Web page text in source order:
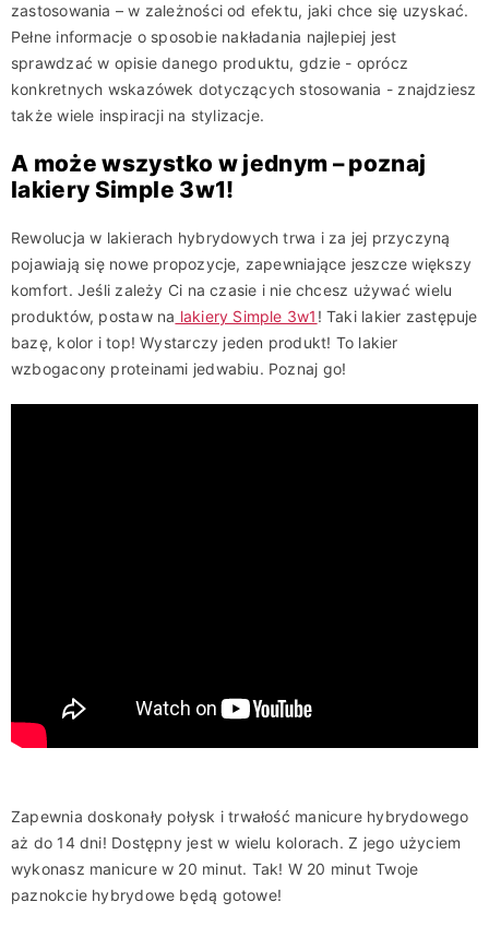
zastosowania – w zależności od efektu, jaki chce się uzyskać.
Pełne informacje o sposobie nakładania najlepiej jest
sprawdzać w opisie danego produktu, gdzie - oprócz
konkretnych wskazówek dotyczących stosowania - znajdziesz
także wiele inspiracji na stylizacje.
A może wszystko w jednym – poznaj
lakiery Simple 3w1!
Rewolucja w lakierach hybrydowych trwa i za jej przyczyną
pojawiają się nowe propozycje, zapewniające jeszcze większy
komfort. Jeśli zależy Ci na czasie i nie chcesz używać wielu
produktów, postaw na lakiery Simple 3w1 ! Taki lakier zastępuje
bazę, kolor i top! Wystarczy jeden produkt! To lakier
wzbogacony proteinami jedwabiu. Poznaj go!
Zapewnia doskonały połysk i trwałość manicure hybrydowego
aż do 14 dni! Dostępny jest w wielu kolorach. Z jego użyciem
wykonasz manicure w 20 minut. Tak! W 20 minut Twoje
paznokcie hybrydowe będą gotowe!